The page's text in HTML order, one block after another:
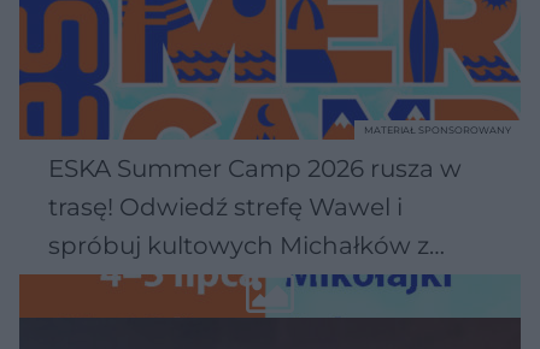
ESKA Summer Camp 2026 rusza w
trasę! Odwiedź strefę Wawel i
spróbuj kultowych Michałków z
Wawelu
MATERIAŁ SPONSOROWANY